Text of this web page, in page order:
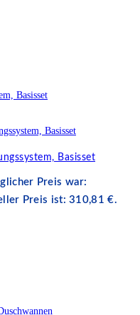
Basisset
Preis war:
Preis ist: 310,81 €.